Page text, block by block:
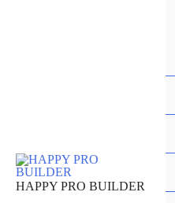
HAPPY PRO BUILDER